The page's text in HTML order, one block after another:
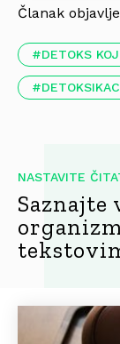
Članak
DETOKS
Saznajte
NASTAVITE